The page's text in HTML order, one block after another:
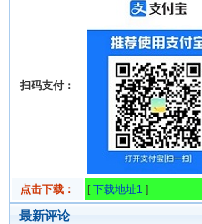
扫码支付：
点击下载： [下载地址1 ]
最新评论